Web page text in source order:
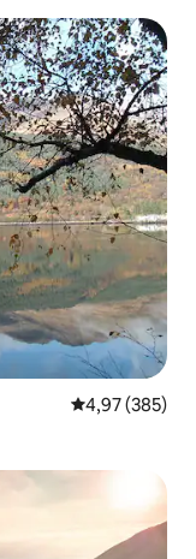
4,97 de uma
4,97 (385)